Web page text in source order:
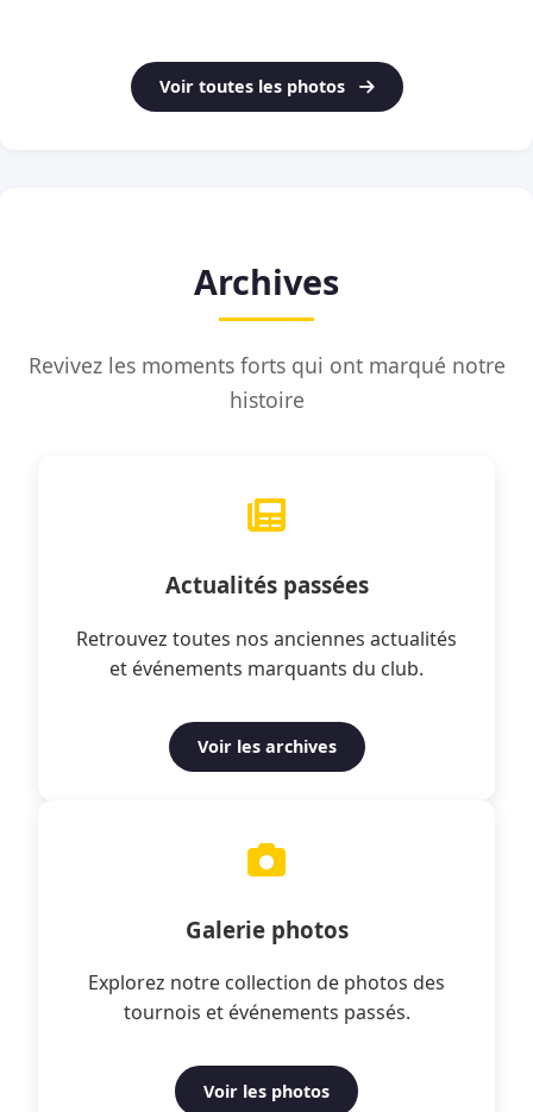
Voir toutes les photos
Archives
Revivez les moments forts qui ont marqué notre
histoire
Actualités passées
Retrouvez toutes nos anciennes actualités
et événements marquants du club.
Voir les archives
Galerie photos
Explorez notre collection de photos des
tournois et événements passés.
Voir les photos